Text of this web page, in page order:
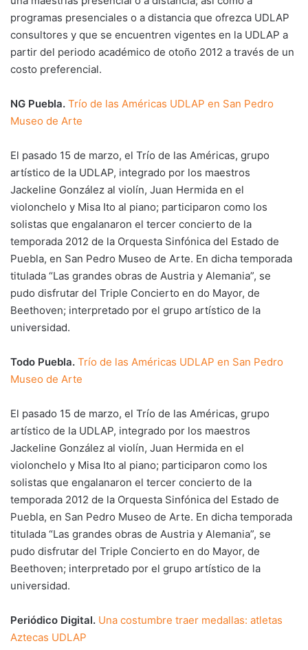
programas presenciales o a distancia que ofrezca UDLAP
consultores y que se encuentren vigentes en la UDLAP a
partir del periodo académico de otoño 2012 a través de un
costo preferencial.
NG Puebla. Trío de las Américas UDLAP en San Pedro
Museo de Arte
El pasado 15 de marzo, el Trío de las Américas, grupo
artístico de la UDLAP, integrado por los maestros
Jackeline González al violín, Juan Hermida en el
violonchelo y Misa Ito al piano; participaron como los
solistas que engalanaron el tercer concierto de la
temporada 2012 de la Orquesta Sinfónica del Estado de
Puebla, en San Pedro Museo de Arte. En dicha temporada
titulada “Las grandes obras de Austria y Alemania”, se
pudo disfrutar del Triple Concierto en do Mayor, de
Beethoven; interpretado por el grupo artístico de la
universidad.
Todo Puebla. Trío de las Américas UDLAP en San Pedro
Museo de Arte
El pasado 15 de marzo, el Trío de las Américas, grupo
artístico de la UDLAP, integrado por los maestros
Jackeline González al violín, Juan Hermida en el
violonchelo y Misa Ito al piano; participaron como los
solistas que engalanaron el tercer concierto de la
temporada 2012 de la Orquesta Sinfónica del Estado de
Puebla, en San Pedro Museo de Arte. En dicha temporada
titulada “Las grandes obras de Austria y Alemania”, se
pudo disfrutar del Triple Concierto en do Mayor, de
Beethoven; interpretado por el grupo artístico de la
universidad.
Periódico Digital. Una costumbre traer medallas: atletas
Aztecas UDLAP